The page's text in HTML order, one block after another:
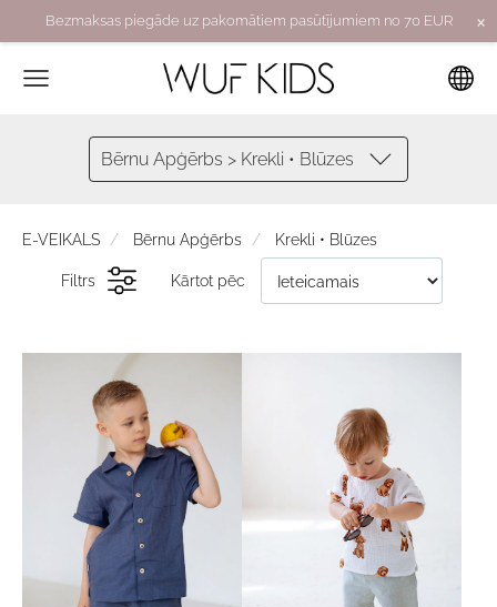
Bezmaksas piegāde uz pakomātiem pasūtījumiem no 70 EUR ×
Bērnu Apģērbs > Krekli • Blūzes
E-VEIKALS Bērnu Apģērbs Krekli • Blūzes
Filtrs Kārtot pēc